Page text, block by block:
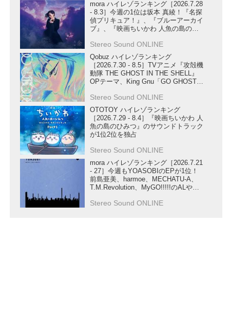
mora ハイレゾランキング［2026.7.28
- 8.3］今週の1位は坂本 真綾！『名探
偵プリキュア！』、『ブルーアーカイ
ブ』、『映画ちいかわ 人魚の島のひ
PenthouseのALもランクイン
Stereo Sound ONLINE
Qobuz ハイレゾランキング
［2026.7.30 - 8.5］TVアニメ『攻殻機
動隊 THE GHOST IN THE SHELL』
OPテーマ、King Gnu「GO GHOST」
Stereo Sound ONLINE
OTOTOY ハイレゾランキング
［2026.7.29 - 8.4］『映画ちいかわ 人
魚の島のひみつ』のサウンドトラック
が1位2位を独占
Stereo Sound ONLINE
mora ハイレゾランキング［2026.7.21
- 27］今週もYOASOBIのEPが1位！
前島亜美、harmoe、MECHATU-A、
T.M.Revolution、MyGO!!!!!のALや、
SG、ハコニワリリィの楽曲もランク
Stereo Sound ONLINE